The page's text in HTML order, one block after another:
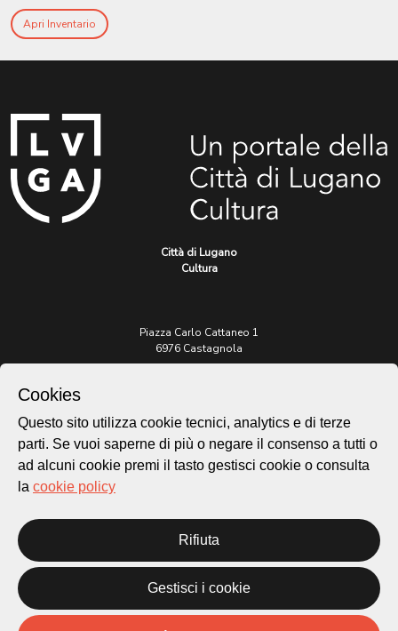
Apri Inventario
Città di Lugano
Cultura
Piazza Carlo Cattaneo 1
6976 Castagnola
Per informazioni:
patrimonio@lugano.ch
t. +41 58 866 68 50
Cookie policy
Temi
Cookies
Questo sito utilizza cookie tecnici, analytics e di terze
parti. Se vuoi saperne di più o negare il consenso a tutti o
ad alcuni cookie premi il tasto gestisci cookie o consulta
la cookie policy
Rifiuta
Gestisci i cookie